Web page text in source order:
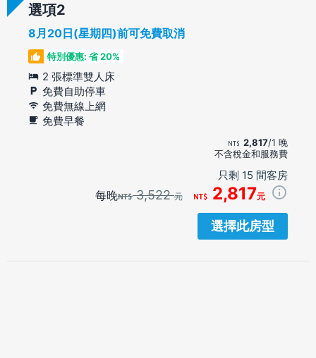
選項
8月20日(星期四)前可免費取消
特別優惠: 省 20%
2 張標準雙人床
免費自助停車
免費無線上網
免費早餐
2,817/1 晚
不含稅金和服務費
只剩 15 間客房
每晚 3,522元 2,817元
選擇此房型